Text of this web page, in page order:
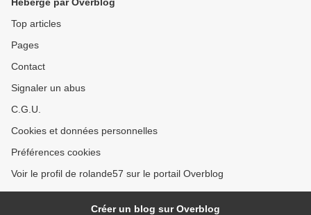
Top articles
Pages
Contact
Signaler un abus
C.G.U.
Cookies et données personnelles
Préférences cookies
Voir le profil de rolande57 sur le portail Overblog
Créer un blog sur Overblog